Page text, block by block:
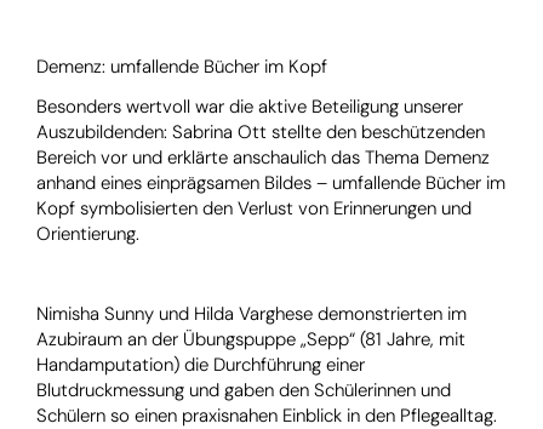
Demenz: umfallende Bücher im Kopf
Besonders wertvoll war die aktive Beteiligung unserer
Auszubildenden: Sabrina Ott stellte den beschützenden
Bereich vor und erklärte anschaulich das Thema Demenz
anhand eines einprägsamen Bildes – umfallende Bücher im
Kopf symbolisierten den Verlust von Erinnerungen und
Orientierung.
Nimisha Sunny und Hilda Varghese demonstrierten im
Azubiraum an der Übungspuppe „Sepp“ (81 Jahre, mit
Handamputation) die Durchführung einer
Blutdruckmessung und gaben den Schülerinnen und
Schülern so einen praxisnahen Einblick in den Pflegealltag.